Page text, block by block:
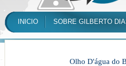
INICIO SOBRE GILBERTO
Olho D'água do